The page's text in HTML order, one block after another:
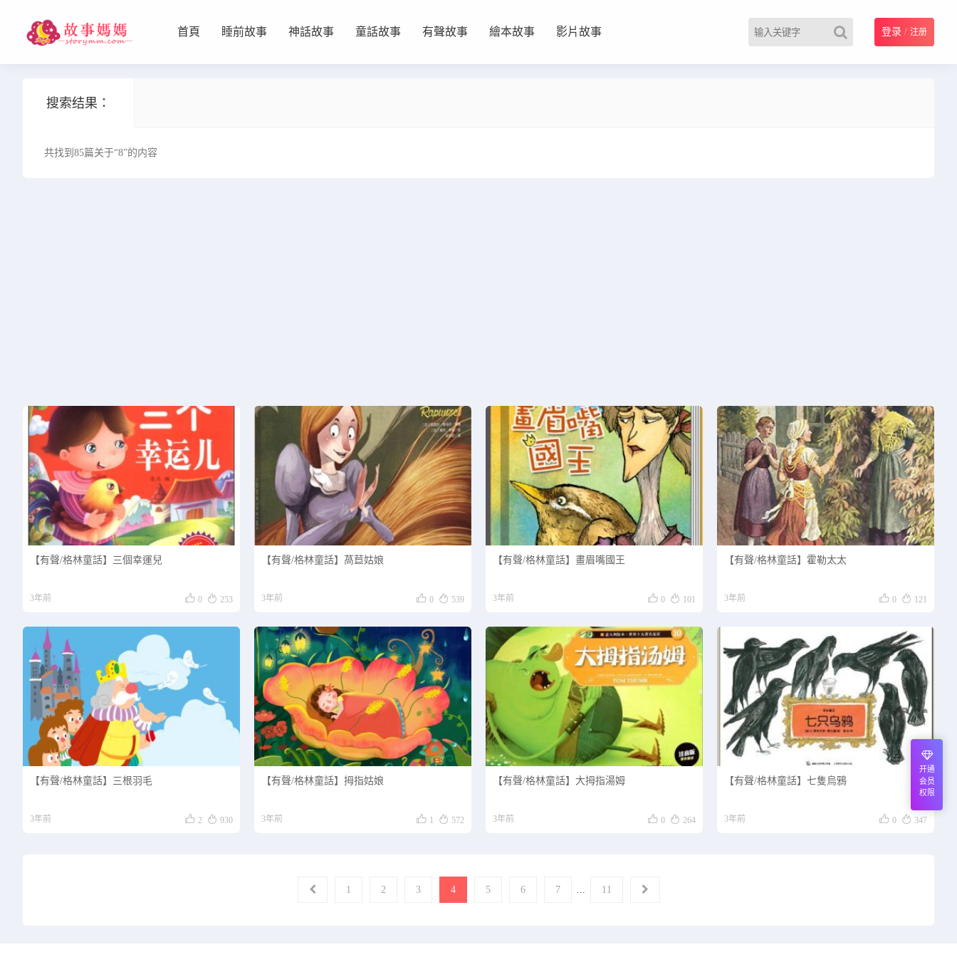
首頁 睡前故事 神話故事 童話故事 有聲故事 繪本故事 影片故事 登录 / 注册
搜索结果：
共找到85篇关于“8”的内容
正在为您加载新内容
【有聲/格林童話】三個幸運兒
3年前  0  253
【有聲/格林童話】萵苣姑娘
3年前  0  539
【有聲/格林童話】畫眉嘴國王
3年前  0  101
【有聲/格林童話】霍勒太太
3年前  0  121
【有聲/格林童話】三根羽毛
3年前  2  930
【有聲/格林童話】拇指姑娘
3年前  1  572
【有聲/格林童話】大拇指湯姆
3年前  0  264
【有聲/格林童話】七隻烏鴉
3年前  0  347
1 2 3 4 5 6 7 ... 11
开通
会员
权限